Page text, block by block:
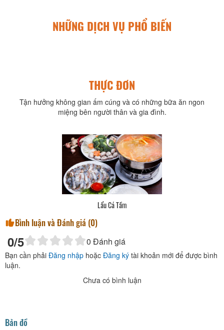
NHỮNG DỊCH VỤ PHỔ BIẾN
THỰC ĐƠN
Tận hưởng không gian ấm cúng và có những bữa ăn ngon
miệng bên người thân và gia đình.
Lẩu Cá Tầm
Bình luận và Đánh giá (0)
0/5 0 Đánh giá
Bạn cần phải Đăng nhập hoặc Đăng ký tài khoản mới để được bình
luận.
Chưa có bình luận
Bản đồ